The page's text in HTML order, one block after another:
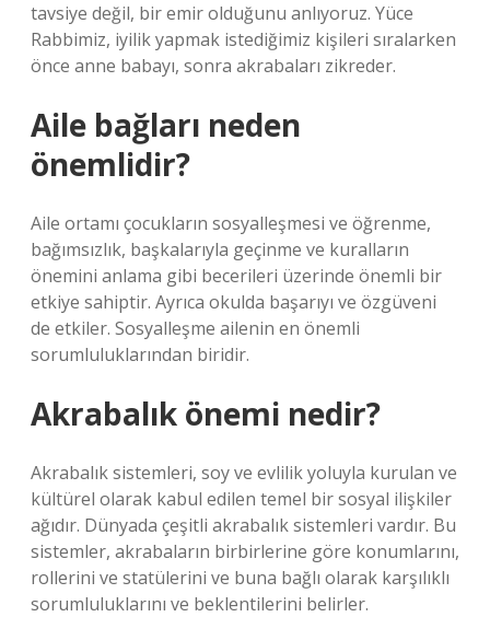
tavsiye değil, bir emir olduğunu anlıyoruz. Yüce
Rabbimiz, iyilik yapmak istediğimiz kişileri sıralarken
önce anne babayı, sonra akrabaları zikreder.
Aile bağları neden
önemlidir?
Aile ortamı çocukların sosyalleşmesi ve öğrenme,
bağımsızlık, başkalarıyla geçinme ve kuralların
önemini anlama gibi becerileri üzerinde önemli bir
etkiye sahiptir. Ayrıca okulda başarıyı ve özgüveni
de etkiler. Sosyalleşme ailenin en önemli
sorumluluklarından biridir.
Akrabalık önemi nedir?
Akrabalık sistemleri, soy ve evlilik yoluyla kurulan ve
kültürel olarak kabul edilen temel bir sosyal ilişkiler
ağıdır. Dünyada çeşitli akrabalık sistemleri vardır. Bu
sistemler, akrabaların birbirlerine göre konumlarını,
rollerini ve statülerini ve buna bağlı olarak karşılıklı
sorumluluklarını ve beklentilerini belirler.